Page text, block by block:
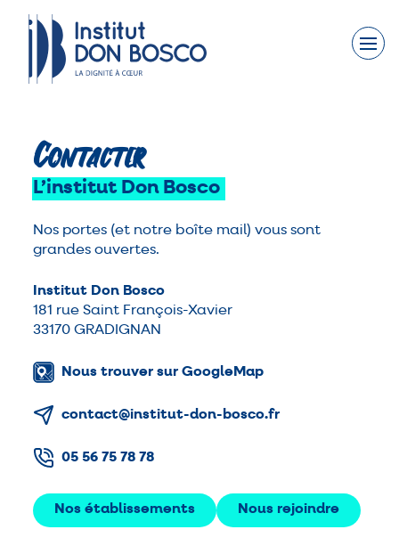
Nos engagements
Nos actions
Nous rejoindre
Nous soutenir
Contact
Actualités
Contacter
L’institut Don Bosco
Nos portes (et notre boîte mail) vous sont
grandes ouvertes.
Institut Don Bosco
181 rue Saint François-Xavier
33170 GRADIGNAN
Nous trouver sur GoogleMap
contact@institut-don-bosco.fr
05 56 75 78 78
Nos établissements Nous rejoindre